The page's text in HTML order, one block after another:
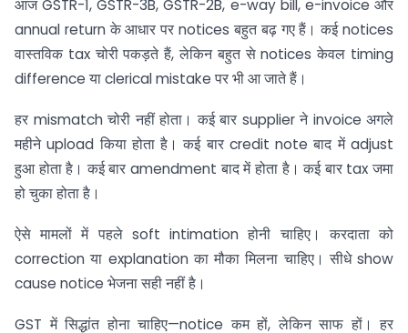
आज GSTR-1, GSTR-3B, GSTR-2B, e-way bill, e-invoice और
annual return के आधार पर notices बहुत बढ़ गए हैं। कई notices
वास्तविक tax चोरी पकड़ते हैं, लेकिन बहुत से notices केवल timing
difference या clerical mistake पर भी आ जाते हैं।
हर mismatch चोरी नहीं होता। कई बार supplier ने invoice अगले
महीने upload किया होता है। कई बार credit note बाद में adjust
हुआ होता है। कई बार amendment बाद में होता है। कई बार tax जमा
हो चुका होता है।
ऐसे मामलों में पहले soft intimation होनी चाहिए। करदाता को
correction या explanation का मौका मिलना चाहिए। सीधे show
cause notice भेजना सही नहीं है।
GST में सिद्धांत होना चाहिए—notice कम हों, लेकिन साफ हों। हर